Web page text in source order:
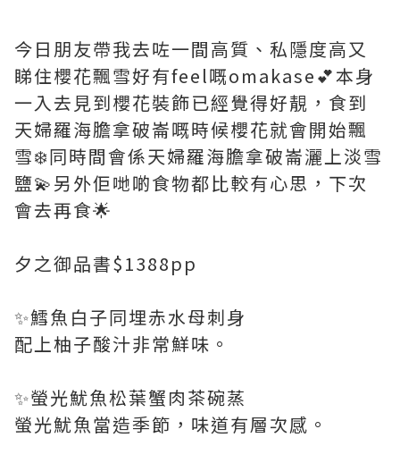
今日朋友帶我去咗一間高質、私隱度高又
睇住櫻花飄雪好有feel嘅omakase💕本身
一入去見到櫻花裝飾已經覺得好靚，食到
天婦羅海膽拿破崙嘅時候櫻花就會開始飄
雪❄️同時間會係天婦羅海膽拿破崙灑上淡雪
鹽💫另外佢哋啲食物都比較有心思，下次
會去再食🌟
夕之御品書$1388pp
✨鱈魚白子同埋赤水母刺身
配上柚子酸汁非常鮮味。
✨螢光魷魚松葉蟹肉茶碗蒸
螢光魷魚當造季節，味道有層次感。